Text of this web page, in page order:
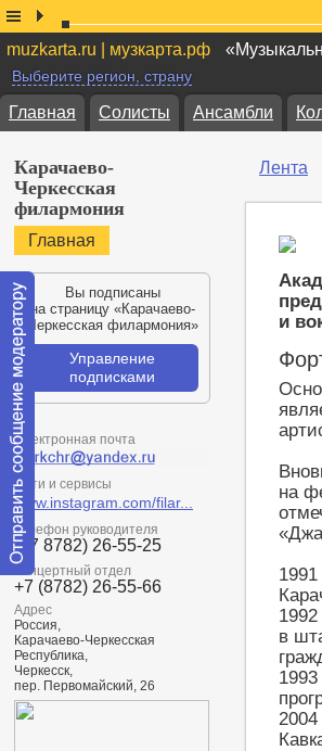
muzkarta.ru | музкарта.рф
Выберите регион, страну
Главная Солисты Ансамбли
Карачаево-
Черкесская
филармония
Главная
Вы подписаны
на страницу «Карачаево-
Черкесская филармония»
Управление
подписками
Электронная почта
Сети и сервисы
www.instagram.com/filar...
Телефон руководителя
(+7 8782) 26-55-25
Концертный отдел
+7 (8782) 26-55-66
Адрес
Россия,
Карачаево-Черкесская
Республика,
Черкесск,
пер. Первомайский, 26
Лента
и
на
в
Отправить
сообщение
модератору